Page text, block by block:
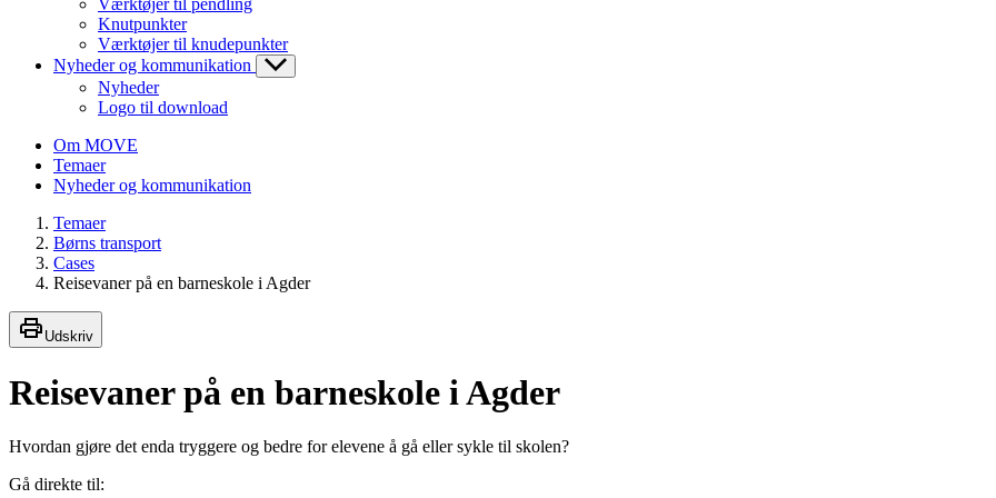
Værktøjer til pendling
Knutpunkter
Værktøjer til knudepunkter
Nyheder og kommunikation
Nyheder
Logo til download
Om MOVE
Temaer
Nyheder og kommunikation
Temaer
Børns transport
Cases
Reisevaner på en barneskole i Agder
Udskriv
Reisevaner på en barneskole i Agder
Hvordan gjøre det enda tryggere og bedre for elevene å gå eller sykle til skolen?
Gå direkte til: